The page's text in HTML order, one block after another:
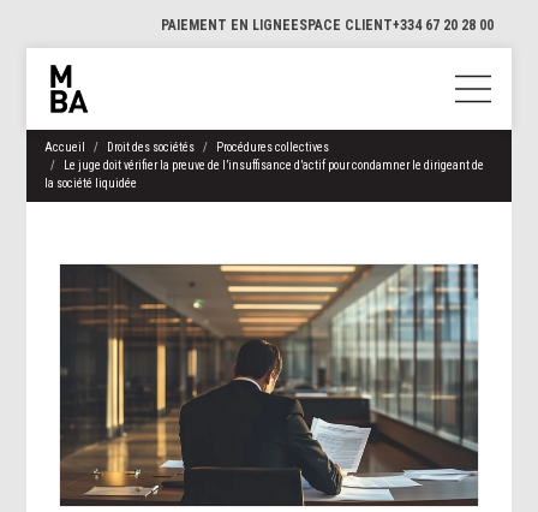
PAIEMENT EN LIGNEESPACE CLIENT+334 67 20 28 00
Accueil Droit des sociétés
Procédures collectives
Le juge doit vérifier la preuve de l’insuffisance d’actif pour condamner le dirigeant de
la société liquidée